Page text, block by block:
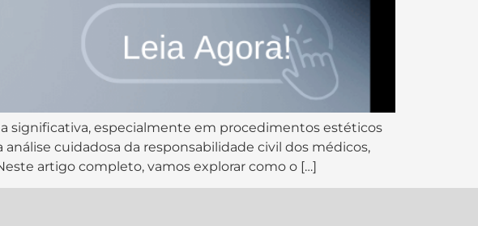
significativa, especialmente em procedimentos estéticos
cuidadosa da responsabilidade civil dos médicos,
artigo completo, vamos explorar como o […]